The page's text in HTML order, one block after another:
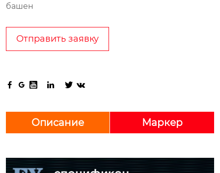
башен
Отправить заявку
     
Описание Маркер